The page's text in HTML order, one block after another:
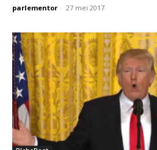
parlementor - 27 mei 2017